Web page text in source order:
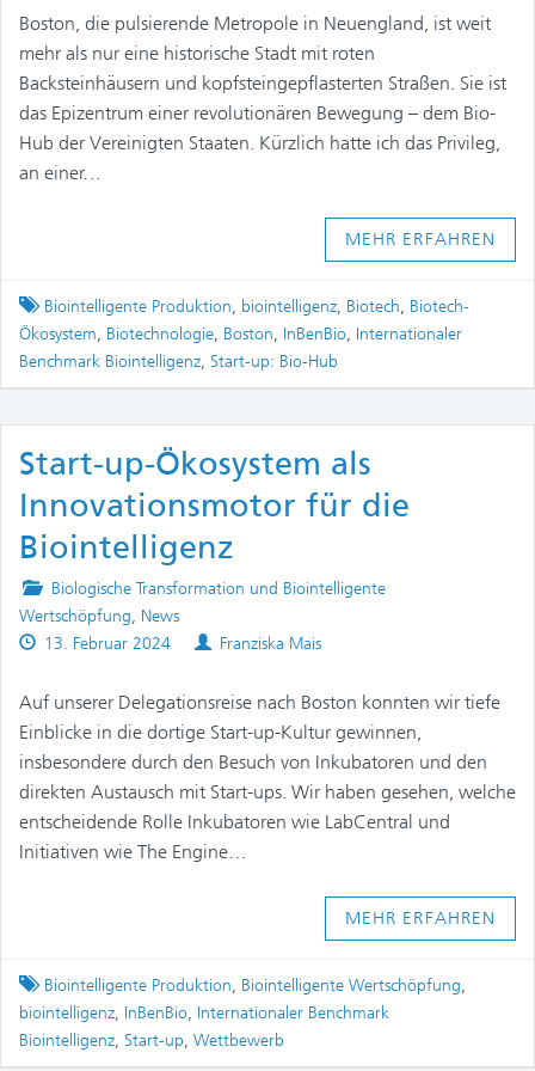
Boston, die pulsierende Metropole in Neuengland, ist weit
mehr als nur eine historische Stadt mit roten
Backsteinhäusern und kopfsteingepflasterten Straßen. Sie ist
das Epizentrum einer revolutionären Bewegung – dem Bio-
Hub der Vereinigten Staaten. Kürzlich hatte ich das Privileg,
an einer…
MEHR ERFAHREN
Tagged
Biointelligente Produktion, biointelligenz, Biotech, Biotech-
Ökosystem, Biotechnologie, Boston, InBenBio, Internationaler
Benchmark Biointelligenz, Start-up: Bio-Hub
Start-up-Ökosystem als
Innovationsmotor für die
Biointelligenz
Posted
in
Biologische Transformation und Biointelligente
Wertschöpfung, News
Published
13. Februar 2024 Authors
Franziska Mais
Auf unserer Delegationsreise nach Boston konnten wir tiefe
Einblicke in die dortige Start-up-Kultur gewinnen,
insbesondere durch den Besuch von Inkubatoren und den
direkten Austausch mit Start-ups. Wir haben gesehen, welche
entscheidende Rolle Inkubatoren wie LabCentral und
Initiativen wie The Engine…
MEHR ERFAHREN
Tagged
Biointelligente Produktion, Biointelligente Wertschöpfung,
biointelligenz, InBenBio, Internationaler Benchmark
Biointelligenz, Start-up, Wettbewerb